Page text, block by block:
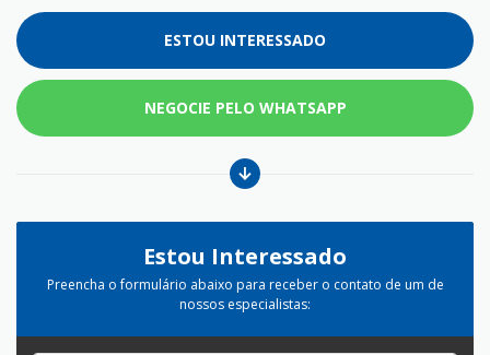
ESTOU INTERESSADO
NEGOCIE PELO WHATSAPP
Estou Interessado
Preencha o formulário abaixo para receber o contato de um de
nossos especialistas: